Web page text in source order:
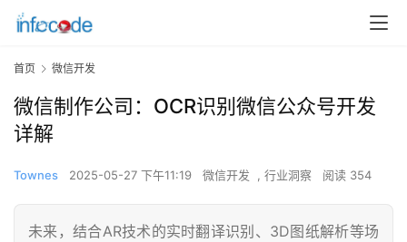
首页 微信开发
微信制作公司：OCR识别微信公众号开发
详解
Townes 2025-05-27 下午11:19 微信开发 , 行业洞察 阅读 354
未来，结合AR技术的实时翻译识别、3D图纸解析等场